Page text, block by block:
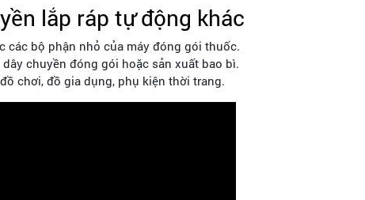
lắp ráp tự động khác
các bộ phận nhỏ của máy đóng gói thuốc.
chuyền đóng gói hoặc sản xuất bao bì.
chơi, đồ gia dụng, phụ kiện thời trang.